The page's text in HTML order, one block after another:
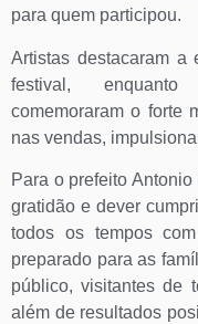
para quem participou.
Artistas destacaram
festival,
comemoraram o forte
nas vendas,
Para o prefeito
gratidão e dever
todos os tempos
preparado para as
público, visitantes de
além de resultados